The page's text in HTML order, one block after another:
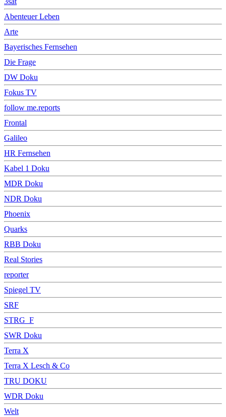
Abenteuer Leben
Arte
Bayerisches Fernsehen
Die Frage
DW Doku
Fokus TV
follow me.reports
Frontal
Galileo
HR Fernsehen
Kabel 1 Doku
MDR Doku
NDR Doku
Phoenix
Quarks
RBB Doku
Real Stories
reporter
Spiegel TV
SRF
STRG_F
SWR Doku
Terra X
Terra X Lesch & Co
TRU DOKU
WDR Doku
Welt